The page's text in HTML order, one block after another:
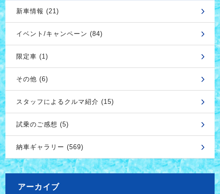
新車情報 (21)
イベント/キャンペーン (84)
限定車 (1)
その他 (6)
スタッフによるクルマ紹介 (15)
試乗のご感想 (5)
納車ギャラリー (569)
アーカイブ